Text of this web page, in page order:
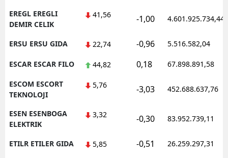
EREGL EREGLI
DEMIR CELIK
41,56 -1,00 4.601.925.734,44
ERSU ERSU GIDA 22,74 -0,96 5.516.582,04
ESCAR ESCAR FILO 44,82 0,18 67.898.891,58
ESCOM ESCORT
TEKNOLOJI
5,76 -3,03 452.688.637,76
ESEN ESENBOGA
ELEKTRIK
3,32 -0,30 83.952.739,11
ETILR ETILER GIDA 5,85 -0,51 26.259.297,31